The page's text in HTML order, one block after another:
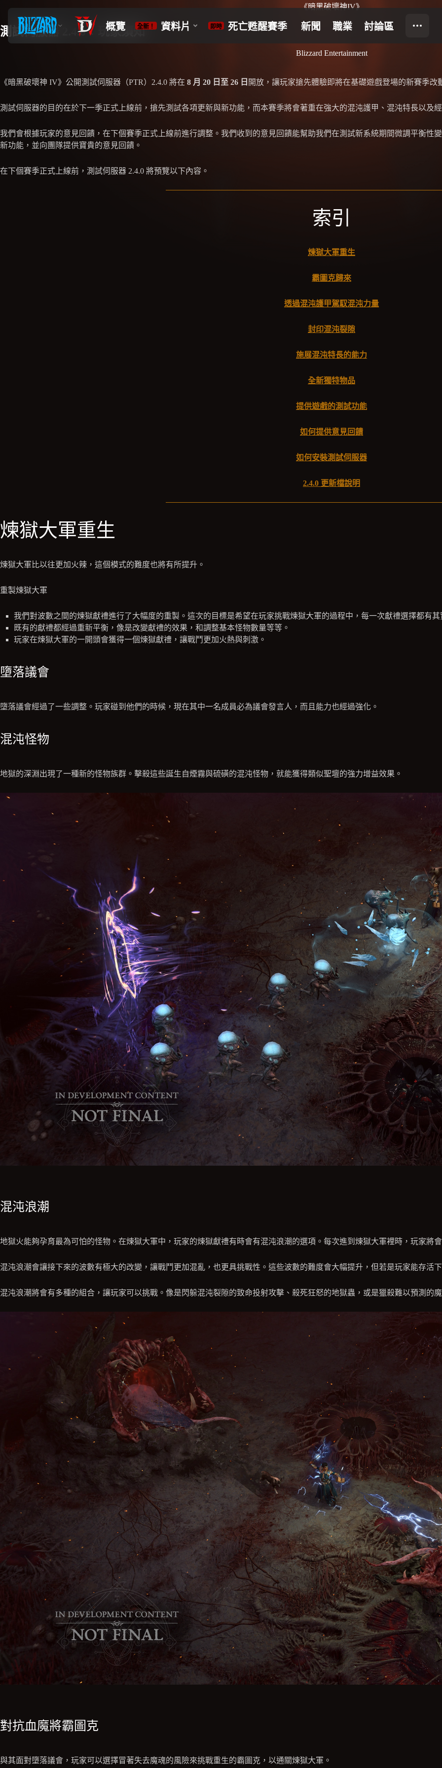
《暗黑破壞神IV》
測試伺服器 2.4.0：玩家須知
Blizzard Entertainment
《暗黑破壞神 IV》公開測試伺服器（PTR）2.4.0 將在 8 月 20 日至 26 日 開放，讓玩家搶先體驗即將在基礎遊戲登場的新賽季
測試伺服器的目的在於下一季正式上線前，搶先測試各項更新與新功能，而本賽季將會著重在強大的混沌護甲、混沌特長以及
我們會根據玩家的意見回饋，在下個賽季正式上線前進行調整。我們收到的意見回饋能幫助我們在測試新系統期間微調平衡性
新功能，並向團隊提供寶貴的意見回饋。
在下個賽季正式上線前，測試伺服器 2.4.0 將預覽以下內容。
索引
煉獄大軍重生
霸圖克歸來
透過混沌護甲駕馭混沌力量
封印混沌裂隙
施展混沌特長的能力
全新獨特物品
提供遊戲的測試功能
如何提供意見回饋
如何安裝測試伺服器
2.4.0 更新檔說明
煉獄大軍重生
煉獄大軍比以往更加火辣，這個模式的難度也將有所提升。
重製煉獄大軍
我們對波數之間的煉獄獻禮進行了大幅度的重製。這次的目標是希望在玩家挑戰煉獄大軍的過程中，每一次獻禮選擇都有其
既有的獻禮都經過重新平衡，像是改變獻禮的效果，和調整基本怪物數量等等。
玩家在煉獄大軍的一開頭會獲得一個煉獄獻禮，讓戰鬥更加火熱與刺激。
墮落議會
墮落議會經過了一些調整。玩家碰到他們的時候，現在其中一名成員必為議會發言人，而且能力也經過強化。
混沌怪物
地獄的深淵出現了一種新的怪物族群。擊殺這些誕生自煙霧與硫磺的混沌怪物，就能獲得類似聖壇的強力增益效果。
混沌浪潮
地獄火能夠孕育最為可怕的怪物。在煉獄大軍中，玩家的煉獄獻禮有時會有混沌浪潮的選項。每次進到煉獄大軍裡時，玩家將
混沌浪潮會讓接下來的波數有極大的改變，讓戰鬥更加混亂，也更具挑戰性。這些波數的難度會大幅提升，但若是玩家能存活
混沌浪潮將會有多種的組合，讓玩家可以挑戰。像是閃躲混沌裂隙的致命投射攻擊、殺死狂怒的地獄蟲，或是獵殺難以預測的
對抗血魔將霸圖克
與其面對墮落議會，玩家可以選擇冒著失去魔魂的風險來挑戰重生的霸圖克，以通關煉獄大軍。